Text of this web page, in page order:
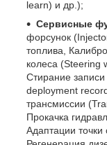
learn) и др.);
Сервисные
форсунок
топлива,
колеса (Steering
Стирание
deployment
трансмиссии
Прокачка
Адаптации